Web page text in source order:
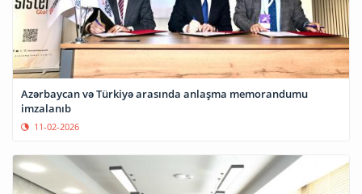
Azərbaycan və Türkiyə arasında anlaşma memorandumu
imzalanıb
11-02-2026